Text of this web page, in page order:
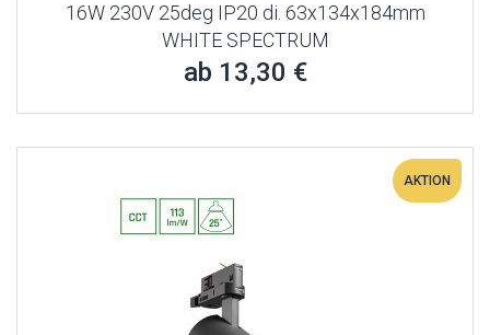
16W 230V 25deg IP20 di. 63x134x184mm
WHITE SPECTRUM
ab 13,30 €
AKTION